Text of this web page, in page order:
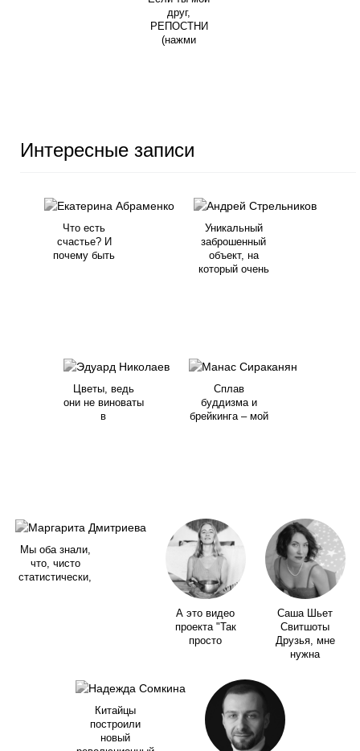
друг,
РЕПОСТНИ
(нажми
Интересные записи
Что есть
счастье? И
почему быть
Уникальный
заброшенный
объект, на
который очень
Цветы, ведь
они не виноваты
в
Сплав
буддизма и
брейкинга – мой
Мы оба знали,
что, чисто
статистически,
А это видео
проекта "Так
просто
Саша Шьет
Свитшоты
Друзья, мне
нужна
Китайцы
построили
новый